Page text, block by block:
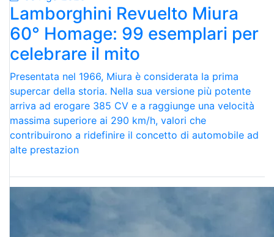
Lamborghini Revuelto Miura
60° Homage: 99 esemplari per
celebrare il mito
Presentata nel 1966, Miura è considerata la prima
supercar della storia. Nella sua versione più potente
arriva ad erogare 385 CV e a raggiunge una velocità
massima superiore ai 290 km/h, valori che
contribuirono a ridefinire il concetto di automobile ad
alte prestazion